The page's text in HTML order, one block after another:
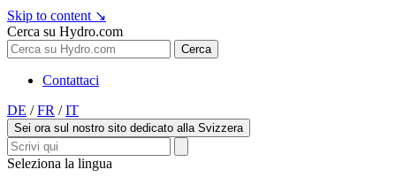
Skip to content ↘
Cerca su Hydro.com
Cerca
Contattaci
DE / FR / IT
Sei ora sul nostro sito dedicato alla Svizzera
Seleziona la lingua